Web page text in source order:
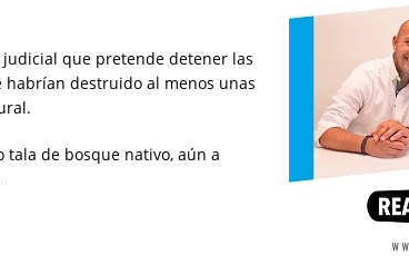
judicial que pretende detener las
habrían destruido al menos unas
de bosque nativo, aún a